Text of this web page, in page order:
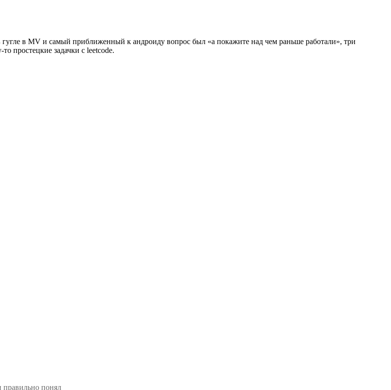
в MV и самый приближенный к андроиду вопрос был «а покажите над чем раньше работали», три
простецкие задачки с leetcode.
правильно понял